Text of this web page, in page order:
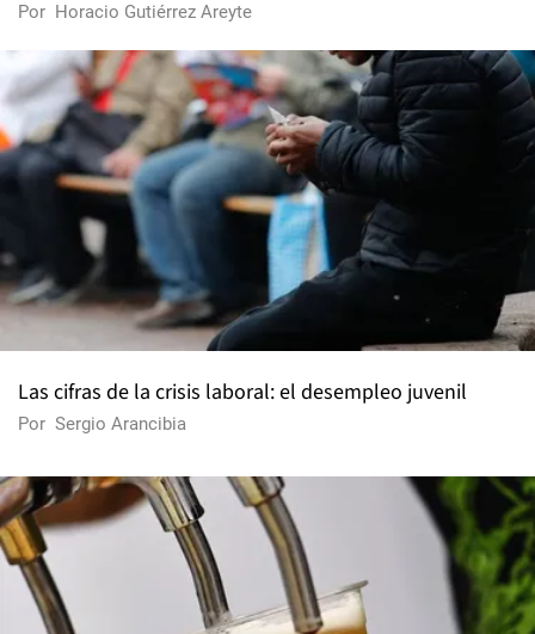
Por Horacio Gutiérrez Areyte
Las cifras de la crisis laboral: el desempleo juvenil
Por Sergio Arancibia